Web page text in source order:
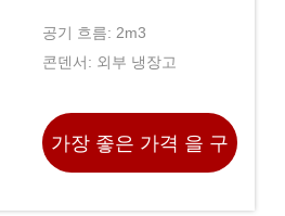
공기 흐름: 2m3
콘덴서: 외부 냉장고
가장 좋은 가격 을 구